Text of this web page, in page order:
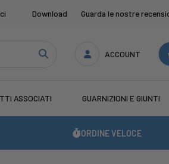
Download Guarda le nostre
ACCOUNT
ASSOCIATI GUARNIZIONI E GIUNTI
ORDINE VELOCE